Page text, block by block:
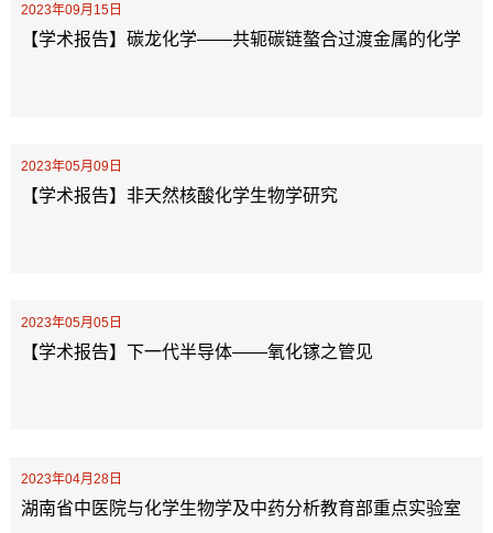
2023年09月15日
【学术报告】碳龙化学——共轭碳链螯合过渡金属的化学
2023年05月09日
【学术报告】非天然核酸化学生物学研究
2023年05月05日
【学术报告】下一代半导体——氧化镓之管见
2023年04月28日
湖南省中医院与化学生物学及中药分析教育部重点实验室